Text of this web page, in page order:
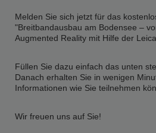
Melden Sie sich jetzt für das
"Breitbandausbau am Bodensee –
Augmented Reality mit Hilfe der
Füllen Sie dazu einfach das unten
Danach erhalten Sie in wenigen
Informationen wie Sie teilnehmen
Wir freuen uns auf Sie!